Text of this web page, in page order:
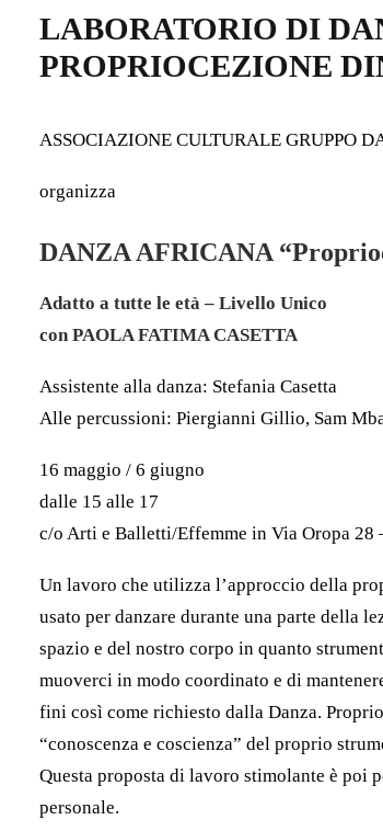
LABORATORIO DI
PROPRIOCEZIONE
ASSOCIAZIONE CULTURALE GRUPPO
organizza
DANZA AFRICANA
Adatto a tutte le età – Livello Unico
con PAOLA FATIMA CASETTA
Assistente alla danza: Stefania Casetta
Alle percussioni: Piergianni Gillio, Sam
16 maggio / 6 giugno
dalle 15 alle 17
c/o Arti e Balletti/Effemme in Via Oropa 28
Un lavoro che utilizza l’approccio della
usato per danzare durante una parte della
spazio e del nostro corpo in quanto
muoverci in modo coordinato e di
fini così come richiesto dalla Danza.
“conoscenza e coscienza” del proprio
Questa proposta di lavoro stimolante è poi
personale.